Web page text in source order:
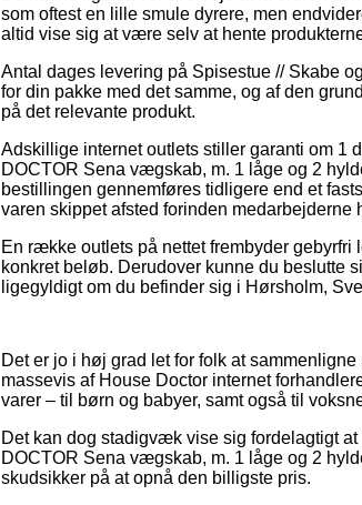
som oftest en lille smule dyrere, men
altid vise sig at være selv at hente
Antal dages levering på Spisestue // Skabe
for din pakke med det samme, og af den
på det relevante produkt.
Adskillige internet outlets stiller garanti om 1
DOCTOR Sena vægskab, m. 1 låge og 2
bestillingen gennemføres tidligere end et
varen skippet afsted forinden medarbejderne
En række outlets på nettet frembyder
konkret beløb. Derudover kunne du beslutte
ligegyldigt om du befinder sig i Hørsholm,
Det er jo i høj grad let for folk at
massevis af House Doctor internet
varer – til børn og babyer, samt også til
Det kan dog stadigvæk vise sig fordelagtigt
DOCTOR Sena vægskab, m. 1 låge og 2
skudsikker på at opnå den billigste pris.